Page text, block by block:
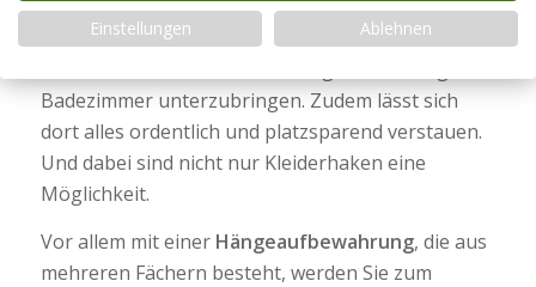
4. Vertikal planen an der Tür
Badezimmer unterzubringen. Zudem lässt sich
dort alles ordentlich und platzsparend verstauen.
Und dabei sind nicht nur Kleiderhaken eine
Möglichkeit.
Vor allem mit einer Hängeaufbewahrung, die aus
mehreren Fächern besteht, werden Sie zum
Einstellungen
Ablehnen